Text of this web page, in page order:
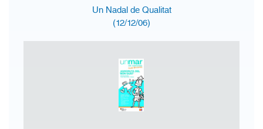
Un Nadal de Qualitat
(12/12/06)